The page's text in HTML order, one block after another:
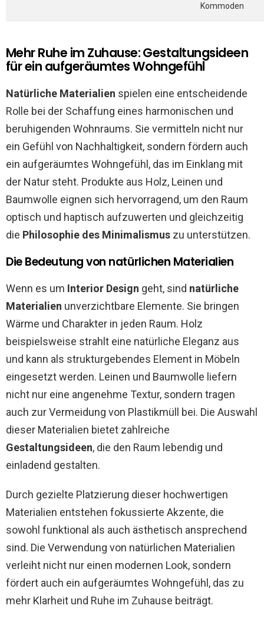
Kommoden
Mehr Ruhe im Zuhause: Gestaltungsideen
für ein aufgeräumtes Wohngefühl
Natürliche Materialien spielen eine entscheidende
Rolle bei der Schaffung eines harmonischen und
beruhigenden Wohnraums. Sie vermitteln nicht nur
ein Gefühl von Nachhaltigkeit, sondern fördern auch
ein aufgeräumtes Wohngefühl, das im Einklang mit
der Natur steht. Produkte aus Holz, Leinen und
Baumwolle eignen sich hervorragend, um den Raum
optisch und haptisch aufzuwerten und gleichzeitig
die Philosophie des Minimalismus zu unterstützen.
Die Bedeutung von natürlichen Materialien
Wenn es um Interior Design geht, sind natürliche
Materialien unverzichtbare Elemente. Sie bringen
Wärme und Charakter in jeden Raum. Holz
beispielsweise strahlt eine natürliche Eleganz aus
und kann als strukturgebendes Element in Möbeln
eingesetzt werden. Leinen und Baumwolle liefern
nicht nur eine angenehme Textur, sondern tragen
auch zur Vermeidung von Plastikmüll bei. Die Auswahl
dieser Materialien bietet zahlreiche
Gestaltungsideen, die den Raum lebendig und
einladend gestalten.
Durch gezielte Platzierung dieser hochwertigen
Materialien entstehen fokussierte Akzente, die
sowohl funktional als auch ästhetisch ansprechend
sind. Die Verwendung von natürlichen Materialien
verleiht nicht nur einen modernen Look, sondern
fördert auch ein aufgeräumtes Wohngefühl, das zu
mehr Klarheit und Ruhe im Zuhause beiträgt.